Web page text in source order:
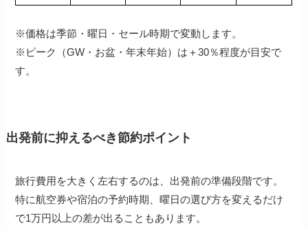
※価格は季節・曜日・セール時期で変動します。
※ピーク（GW・お盆・年末年始）は＋30％程度が目安で
す。
出発前に抑えるべき節約ポイント
旅行費用を大きく左右するのは、出発前の準備段階です。
特に航空券や宿泊の予約時期、曜日の選び方を変えるだけ
で1万円以上の差が出ることもあります。